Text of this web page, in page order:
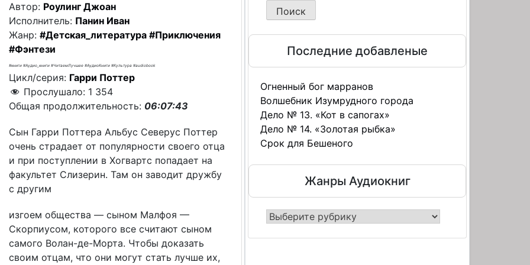
Автор: Роулинг Джоан
Исполнитель: Панин Иван
Жанр: #Детская_литература #Приключения
#Фэнтези
#книги #Аудио_книги #ЧитаемЛучшее #АудиоКниги #Культура #audiobook
Цикл/серия: Гарри Поттер
Прослушало: 1 354
Общая продолжительность: 06:07:43
Сын Гарри Поттера Альбус Северус Поттер
очень страдает от популярности своего отца
и при поступлении в Хогвартс попадает на
факультет Слизерин. Там он заводит дружбу
с другим
изгоем общества — сыном Малфоя —
Скорпиусом, которого все считают сыном
самого Волан-де-Морта. Чтобы доказать
своим отцам, что они могут стать лучше их,
Последние добавленые
Огненный бог марранов
Волшебник Изумрудного города
Дело № 13. «Кот в сапогах»
Дело № 14. «Золотая рыбка»
Срок для Бешеного
Жанры Аудиокниг
Жанры